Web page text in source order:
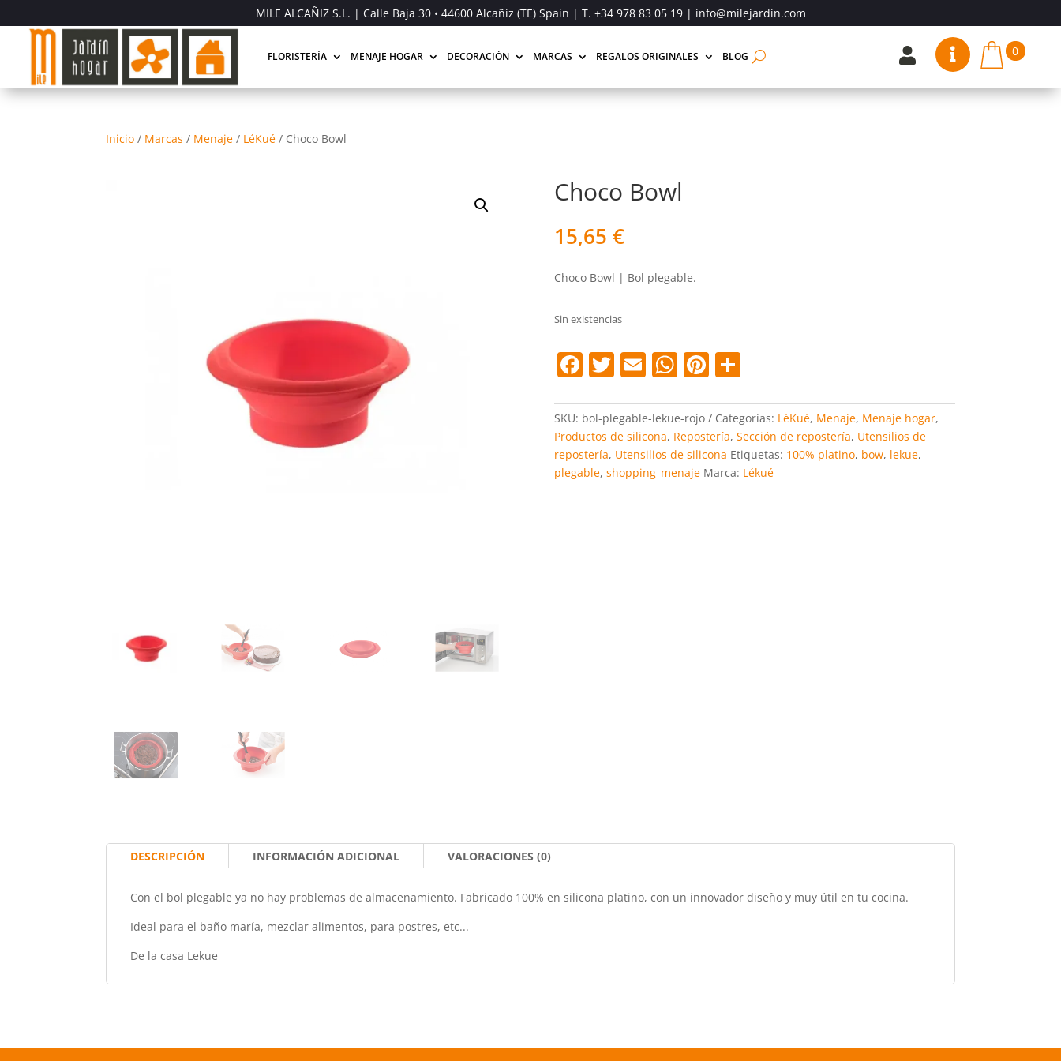
MILE ALCAÑIZ S.L. | Calle Baja 30 • 44600 Alcañiz (TE) Spain | T. +34 978 83 05 19| info@milejardin.com
FLORISTERÍA MENAJE HOGAR DECORACIÓN MARCAS REGALOS ORIGINALES BLOG   0
Inicio / Marcas / Menaje / LéKué / Choco Bowl
Choco Bowl
15,65 €
Choco Bowl | Bol plegable.
Sin existencias
F
c
e
b
T
itt
er
E
ai
l
W
at
s
A
p
Pi
er
e
st
C
m
p
ar
SKU: bol-plegable-lekue-rojo Categorías: LéKué, Menaje, Menaje hogar,
Productos de silicona, Repostería, Sección de repostería, Utensilios de
repostería, Utensilios de silicona Etiquetas: 100% platino, bow, lekue,
plegable, shopping_menaje Marca: Lékué
DESCRIPCIÓN INFORMACIÓN ADICIONAL VALORACIONES (0)
Con el bol plegable ya no hay problemas de almacenamiento. Fabricado 100% en silicona platino, con un innovador diseño y muy útil en tu cocina.
Ideal para el baño maría, mezclar alimentos, para postres, etc...
De la casa Lekue